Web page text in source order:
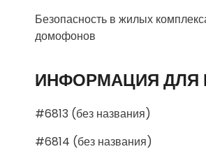
Безопасность в жилых
домофонов
ИНФОРМАЦИЯ ДЛЯ
#6813 (без названия)
#6814 (без названия)